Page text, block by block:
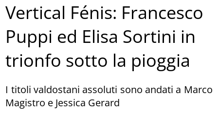
Vertical Fénis: Francesco
Puppi ed Elisa Sortini in
trionfo sotto la pioggia
I titoli valdostani assoluti sono andati a Marco
Magistro e Jessica Gerard